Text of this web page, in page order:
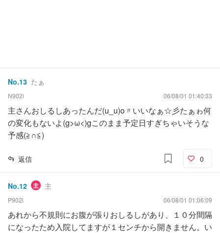
No.13 たぁ
N902i 06/08/01 01:40:33
主さんおしるしあったんだ(u_u)o〃いいなぁ☆彡たぁゎ何
の変化もないよ(g>ω<)gこのまま予定日すぎちゃいそうな
予感(≧∩≦)
返信 0
No.12 主 主
P902i 06/08/01 01:06:09
あれから不規則にお腹が張りおしるしがあり、１０分間隔
になったため入院してますが１センチから開きません。い